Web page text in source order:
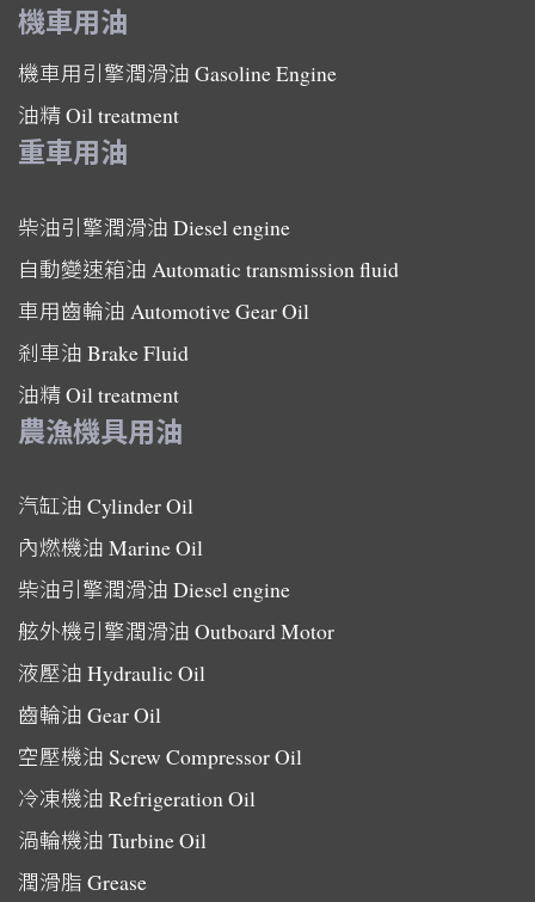
機車用油
機車用引擎潤滑油 Gasoline Engine
油精Oil treatment
重車用油
柴油引擎潤滑油 Diesel engine
自動變速箱油 Automatic transmission fluid
車用齒輪油 Automotive Gear Oil
剎車油 Brake Fluid
油精Oil treatment
農漁機具用油
汽缸油 Cylinder Oil
內燃機油 Marine Oil
柴油引擎潤滑油 Diesel engine
舷外機引擎潤滑油 Outboard Motor
液壓油 Hydraulic Oil
齒輪油 Gear Oil
空壓機油 Screw Compressor Oil
冷凍機油 Refrigeration Oil
渦輪機油 Turbine Oil
潤滑脂 Grease